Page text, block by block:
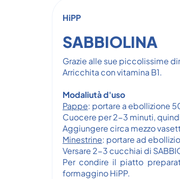
HiPP
SABBIOLINA
Grazie alle sue piccolissime
Arricchita con vitamina B1.
Modaliutà d'uso
Pappe: portare a ebollizione
Cuocere per 2-3 minuti,
Aggiungere circa mezzo
Minestrine: portare ad
Versare 2-3 cucchiai di
Per condire il piatto
formaggino HiPP.